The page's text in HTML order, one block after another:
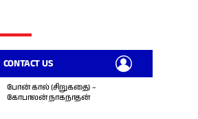
CONTACT US
போன் கால் (சிறுகதை) –
கோபாலன் நாகநாதன்